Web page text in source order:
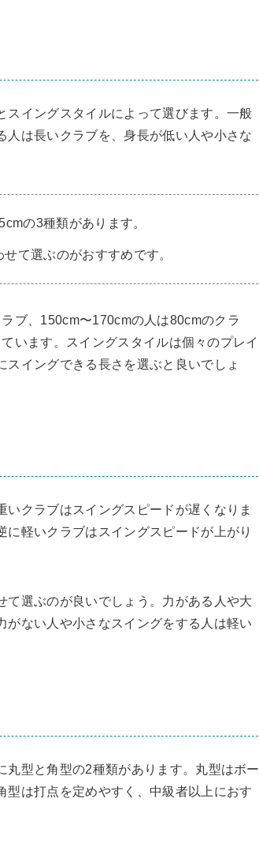
スイングスタイルによって選びます。一般
人は長いクラブを、身長が低い人や小さな
の3種類があります。
て選ぶのがおすすめです。
ブ、150cm〜170cmの人は80cmのクラ
います。スイングスタイルは個々のプレイ
イングできる長さを選ぶと良いでしょ
クラブはスイングスピードが遅くなりま
軽いクラブはスイングスピードが上がり
て選ぶのが良いでしょう。力がある人や大
がない人や小さなスイングをする人は軽い
型と角型の2種類があります。丸型はボー
型は打点を定めやすく、中級者以上におす